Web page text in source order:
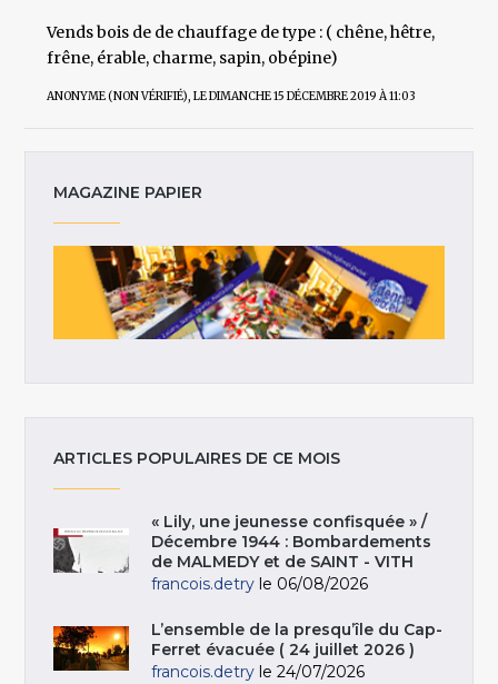
Vends bois de de chauffage de type : ( chêne, hêtre,
frêne, érable, charme, sapin, obépine)
ANONYME (NON VÉRIFIÉ), LE DIMANCHE 15 DÉCEMBRE 2019 À 11:03
MAGAZINE PAPIER
ARTICLES POPULAIRES DE CE MOIS
« Lily, une jeunesse confisquée » /
Décembre 1944 : Bombardements
de MALMEDY et de SAINT - VITH
francois.detry le 06/08/2026
L’ensemble de la presqu’île du Cap-
Ferret évacuée ( 24 juillet 2026 )
francois.detry le 24/07/2026